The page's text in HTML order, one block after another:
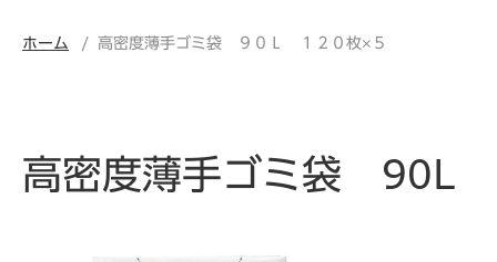
ホーム 高密度薄手ゴミ袋 ９０Ｌ １２０枚×５
高密度薄手ゴミ袋 90L